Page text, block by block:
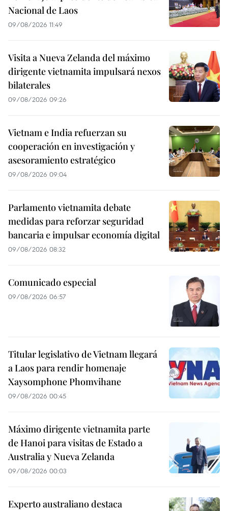
Nacional de Laos
09/08/2026 11:49
Visita a Nueva Zelanda del máximo
dirigente vietnamita impulsará nexos
bilaterales
09/08/2026 09:26
Vietnam e India refuerzan su
cooperación en investigación y
asesoramiento estratégico
09/08/2026 09:04
Parlamento vietnamita debate
medidas para reforzar seguridad
bancaria e impulsar economía digital
09/08/2026 08:32
Comunicado especial
09/08/2026 06:57
Titular legislativo de Vietnam llegará
a Laos para rendir homenaje
Xaysomphone Phomvihane
09/08/2026 00:45
Máximo dirigente vietnamita parte
de Hanoi para visitas de Estado a
Australia y Nueva Zelanda
09/08/2026 00:03
Experto australiano destaca